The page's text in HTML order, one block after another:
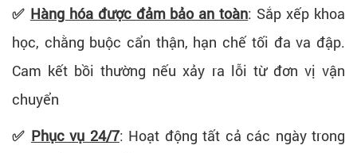
✅ Hàng hóa được đảm bảo an toàn: Sắp xếp khoa
học, chằng buộc cẩn thận, hạn chế tối đa va đập.
Cam kết bồi thường nếu xảy ra lỗi từ đơn vị vận
chuyển
✅ Phục vụ 24/7: Hoạt động tất cả các ngày trong